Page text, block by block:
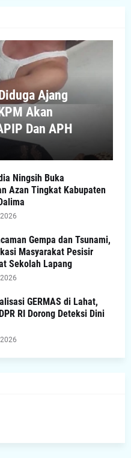
Ajang
Akan
Dan APH
Ningsih Buka
Azan Tingkat Kabupaten
Gempa dan Tsunami,
Masyarakat Pesisir
Sekolah Lapang
GERMAS di Lahat,
RI Dorong Deteksi Dini